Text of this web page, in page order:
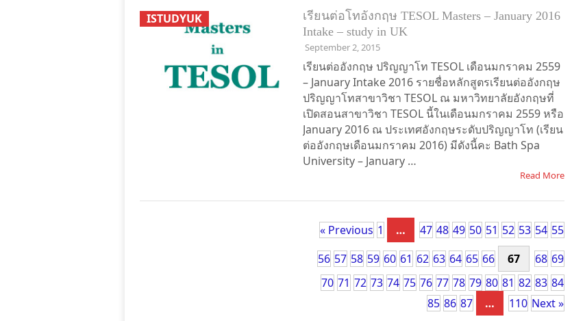
ISTUDYUK
เรียนต่อโทอังกฤษ TESOL Masters – January 2016
Intake – study in UK
September 2, 2015
เรียนต่ออังกฤษ ปริญญาโท TESOL เดือนมกราคม 2559
– January Intake 2016 รายชื่อหลักสูตรเรียนต่ออังกฤษ
ปริญญาโทสาขาวิชา TESOL ณ มหาวิทยาลัยอังกฤษที่
เปิดสอนสาขาวิชา TESOL นี้ในเดือนมกราคม 2559 หรือ
January 2016 ณ ประเทศอังกฤษระดับปริญญาโท (เรียน
ต่ออังกฤษเดือนมกราคม 2016) มีดังนี้คะ Bath Spa
University – January …
Read More
« Previous 1 … 47 48 49 50 51 52 53 54 55
56 57 58 59 60 61 62 63 64 65 66 67 68 69
70 71 72 73 74 75 76 77 78 79 80 81 82 83 84
85 86 87 … 110 Next »